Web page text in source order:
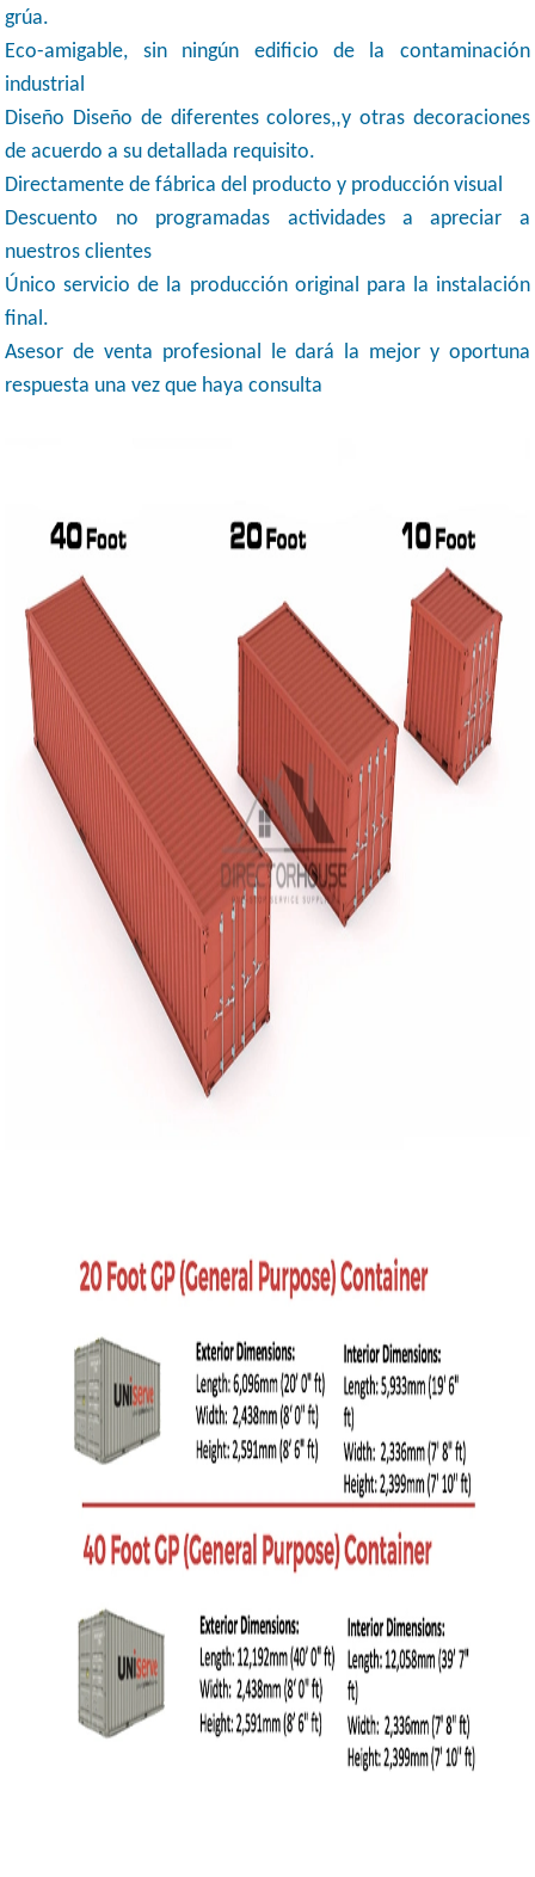
grúa.
Eco-amigable, sin ningún edificio de la contaminación
industrial
Diseño Diseño de diferentescolores,,y otras decoraciones
de acuerdo a su detallada requisito.
Directamente de fábrica del producto y producción visual
Descuento no programadas actividades a apreciar a
nuestros clientes
Único servicio de la producción original para la instalación
final.
Asesor de venta profesional le dará la mejor y oportuna
respuesta una vez que haya consulta